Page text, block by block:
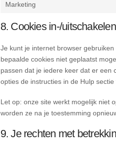
Marketing
8. Cookies in-/
Je kunt je internet browser
bepaalde cookies niet geplaatst
passen dat je iedere keer dat er een
opties de instructies in de Hulp sectie
Let op: onze site werkt mogelijk niet
worden ze na je toestemming
9. Je rechten met